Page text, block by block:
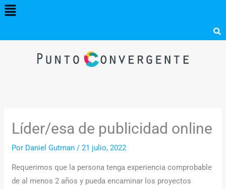
Menú
Líder/esa de publicidad online
Por Daniel Gutman/21 julio, 2022
Requerimos que la persona tenga experiencia comprobable
de al menos 2 años y pueda encaminar los proyectos